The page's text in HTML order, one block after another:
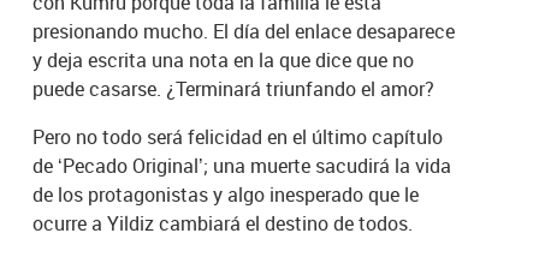
presionando mucho. El día del enlace desaparece
y deja escrita una nota en la que dice que no
puede casarse. ¿Terminará triunfando el amor?
Pero no todo será felicidad en el último capítulo
de ‘Pecado Original’; una muerte sacudirá la vida
de los protagonistas y algo inesperado que le
ocurre a Yildiz cambiará el destino de todos.